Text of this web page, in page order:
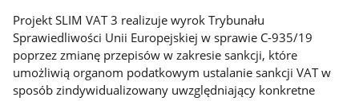
Projekt SLIM VAT 3 realizuje wyrok Trybunału
Sprawiedliwości Unii Europejskiej w sprawie C-935/19
poprzez zmianę przepisów w zakresie sankcji, które
umożliwią organom podatkowym ustalanie sankcji VAT w
sposób zindywidualizowany uwzględniający konkretne